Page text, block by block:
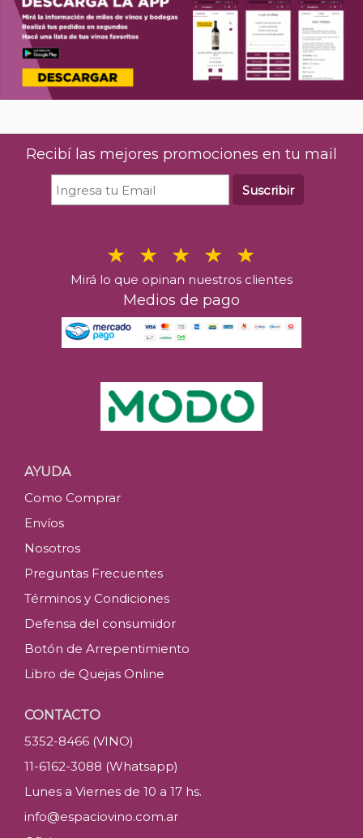
Recibí las mejores promociones en tu mail
Suscribir
Mirá lo que opinan nuestros clientes
Medios de pago
AYUDA
Como Comprar
Envíos
Nosotros
Preguntas Frecuentes
Términos y Condiciones
Defensa del consumidor
Botón de Arrepentimiento
Libro de Quejas Online
CONTACTO
5352-8466 (VINO)
11-6162-3088 (Whatsapp)
Lunes a Viernes de 10 a 17 hs.
info@espaciovino.com.ar